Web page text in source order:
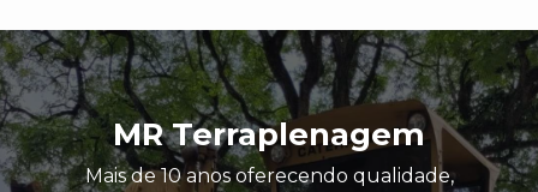
MR Terraplenagem
Mais de 10 anos oferecendo qualidade,